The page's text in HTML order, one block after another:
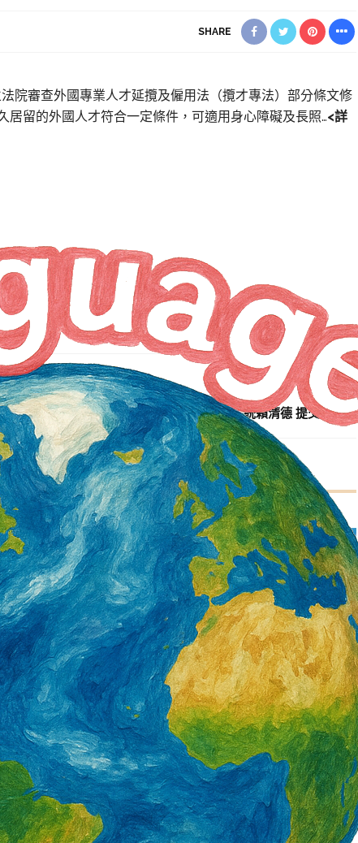
SHARE
院審查外國專業人才延攬及僱用法（攬才專法）部分條文修
留的外國人才符合一定條件，可適用身心障礙及長照…<詳
NEXT ARTICLE
工商協進會晉見總統賴清德 提交建言書
產投下半年開辦900
營造類移工6月底突破3萬5千人 年增1千8
百人 一般營造增加最多
2 天 AGO